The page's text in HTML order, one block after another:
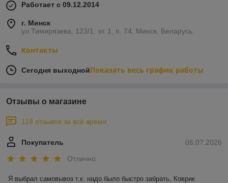
Работает с 09.12.2014
г. Минск
ул.Тимирязева, 123/1, эт. 1, п. 74, Минск, Беларусь
Контакты
Сегодня выходнойПоказать весь график работы
Отзывы о магазине
118 отзывов за всё время
06.07.2026
Покупатель
Отлично
Я выбрал самовывоз т.к. надо было быстро забрать. Коврик